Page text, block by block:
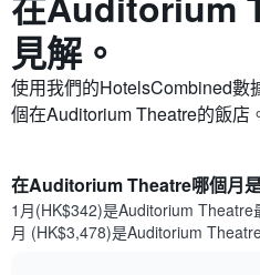
見解。
使用我們的HotelsCombined數
個在Auditorium Theatre​的飯店
在Auditorium Theatre哪個月
1月(HK$342)是Auditorium
月 (HK$3,478)是Auditorium